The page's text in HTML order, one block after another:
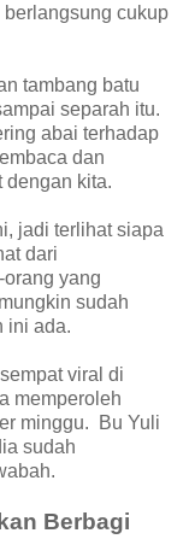
cukup
tambang batu
separah itu.
abai terhadap
dan
dengan kita.
jadi terlihat siapa
dari
yang
sudah
ini ada.
viral di
memperoleh
minggu. Bu Yuli
sudah
Berbagi